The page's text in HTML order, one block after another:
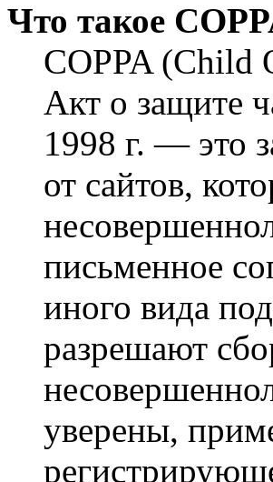
Что такое
COPPA (Child
Акт о защите
1998 г. — это
от сайтов,
письменное
иного вида
разрешают
уверены,